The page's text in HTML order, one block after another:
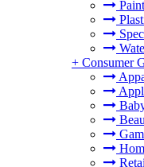
+ Consumer